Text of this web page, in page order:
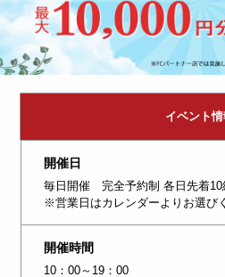
イベント情
開催日
毎日開催 完全予約制 各日先着10
※営業日はカレンダーよりお選び
開催時間
10：00～19：00